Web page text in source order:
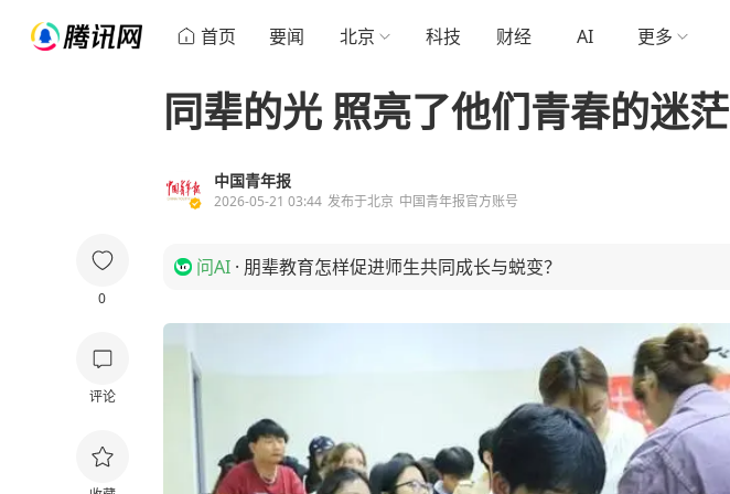
首页 要闻 北京 科技 财经 AI 更多
0
评论
同辈的光 照亮了他们青春的迷茫
中国青年报
2026-05-21 03:44 发布于北京 中国青年报官方账号
问AI · 朋辈教育怎样促进师生共同成长与蜕变？